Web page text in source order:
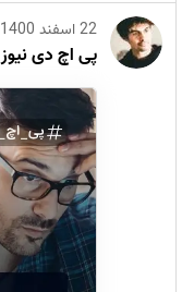
22 اسفند 1400
پی اچ دی نیوز